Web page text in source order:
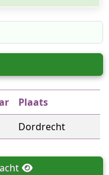
Plaats
Dordrecht